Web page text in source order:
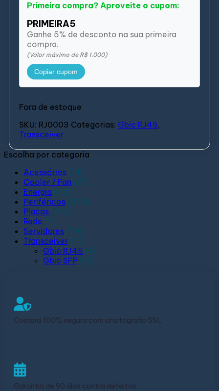
Primeira compra? Aproveite o cupom:
PRIMEIRA5
Ganhe 5% de desconto na sua primeira
compra.
(Valor máximo de R$ 1.000)
Copiar cupom
Fora de estoque
SKU: RJ0003 Categorias: Gbic RJ45,
Transceiver
Escolha por categoria
Acessórios (81)
Cooler / Fan (27)
Energia (62)
Periféricos (279)
Placas (213)
Rede (7)
Servidores (79)
Transceiver (71)
Gbic RJ45 (1)
Gbic SFP (70)
Compra 100% segura com criptografia SSL
Garantia de 90 dias contra defeitos